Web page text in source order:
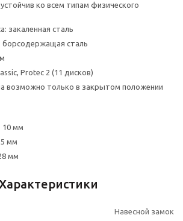
ко всем типам физического
закаленная сталь
сталь
Protec 2 (11 дисков)
возможно только в закрытом положении
10 мм
мм
мм
Навесной замок